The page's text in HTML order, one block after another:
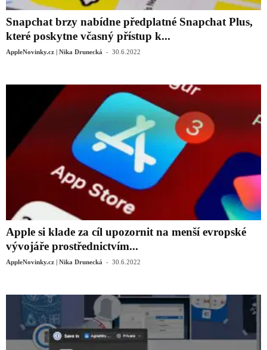
Snapchat brzy nabídne předplatné Snapchat Plus,
které poskytne včasný přístup k...
AppleNovinky.cz | Nika Drunecká - 30.6.2022
Apple si klade za cíl upozornit na menší evropské
vývojáře prostřednictvím...
AppleNovinky.cz | Nika Drunecká - 30.6.2022